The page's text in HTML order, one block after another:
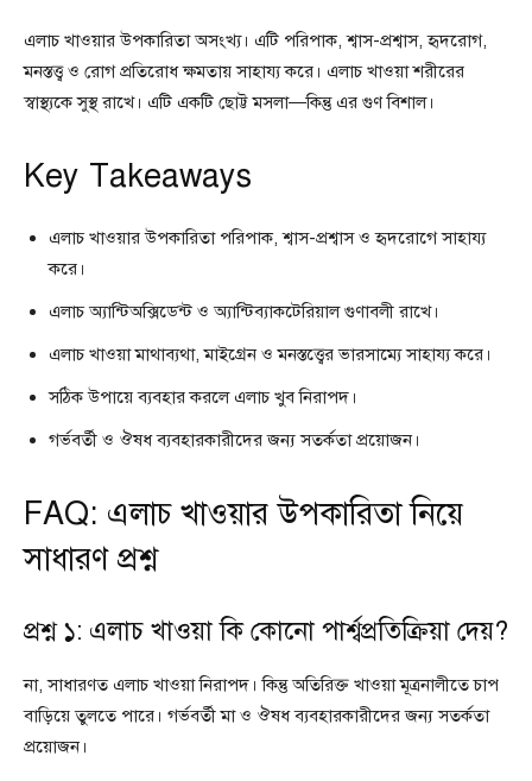
এলাচ খাওয়ার উপকারিতা অসংখ্য। এটি পরিপাক, শ্বাস-প্রশ্বাস, হৃদরোগ,
মনস্তত্ত্ব ও রোগ প্রতিরোধ ক্ষমতায় সাহায্য করে। এলাচ খাওয়া শরীরের
স্বাস্থ্যকে সুস্থ রাখে। এটি একটি ছোট্ট মসলা—কিন্তু এর গুণ বিশাল।
Key Takeaways
এলাচ খাওয়ার উপকারিতা পরিপাক, শ্বাস-প্রশ্বাস ও হৃদরোগে সাহায্য
করে।
এলাচ অ্যান্টিঅক্সিডেন্ট ও অ্যান্টিব্যাকটেরিয়াল গুণাবলী রাখে।
এলাচ খাওয়া মাথাব্যথা, মাইগ্রেন ও মনস্তত্ত্বের ভারসাম্যে সাহায্য করে।
সঠিক উপায়ে ব্যবহার করলে এলাচ খুব নিরাপদ।
গর্ভবর্তী ও ঔষধ ব্যবহারকারীদের জন্য সতর্কতা প্রয়োজন।
FAQ: এলাচ খাওয়ার উপকারিতা নিয়ে
সাধারণ প্রশ্ন
প্রশ্ন ১: এলাচ খাওয়া কি কোনো পার্শ্বপ্রতিক্রিয়া দেয়?
না, সাধারণত এলাচ খাওয়া নিরাপদ। কিন্তু অতিরিক্ত খাওয়া মূত্রনালীতে চাপ
বাড়িয়ে তুলতে পারে। গর্ভবর্তী মা ও ঔষধ ব্যবহারকারীদের জন্য সতর্কতা
প্রয়োজন।